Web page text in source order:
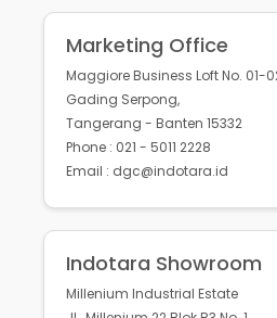
Marketing Office
Maggiore Business Loft No. 01-
Gading Serpong,
Tangerang - Banten 15332
Phone : 021 - 5011 2228
Email : dgc@indotara.id
Indotara Showroom
Millenium Industrial Estate